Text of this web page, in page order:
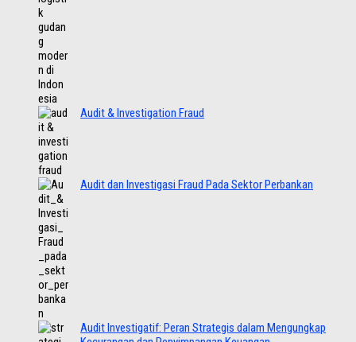
Audit & Investigation Fraud
Audit dan Investigasi Fraud Pada Sektor Perbankan
Audit Investigatif: Peran Strategis dalam Mengungkap